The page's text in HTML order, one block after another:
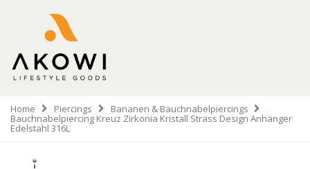
Home Piercings Bananen & Bauchnabelpiercings
Bauchnabelpiercing Kreuz Zirkonia Kristall Strass Design Anhänger
Edelstahl 316L